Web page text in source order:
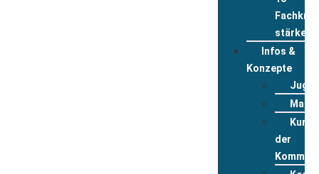
stärken
Infos &
Konzepte
der